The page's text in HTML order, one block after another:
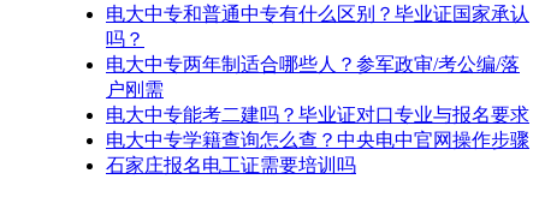
电大中专和普通中专有什么区别？毕业证国家承认
吗？
电大中专两年制适合哪些人？参军政审/考公编/落
户刚需
电大中专能考二建吗？毕业证对口专业与报名要求
电大中专学籍查询怎么查？中央电中官网操作步骤
石家庄报名电工证需要培训吗